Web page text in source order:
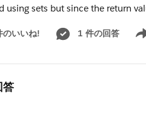
using sets but since the return
のいいね! 1 件の回答
答